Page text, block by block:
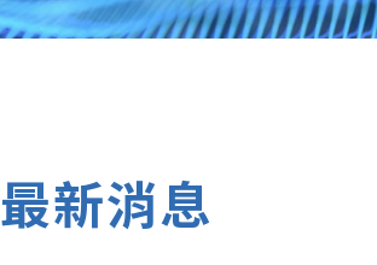
最新消息